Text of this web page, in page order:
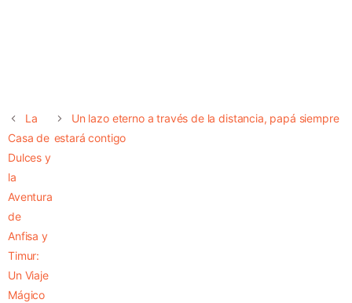
La
Casa de
Dulces y
la
Aventura
de
Anfisa y
Timur:
Un Viaje
Mágico
Un lazo eterno a través de la distancia, papá siempre
estará contigo